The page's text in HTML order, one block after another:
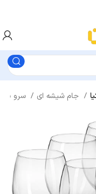
سرو نوشیدنی